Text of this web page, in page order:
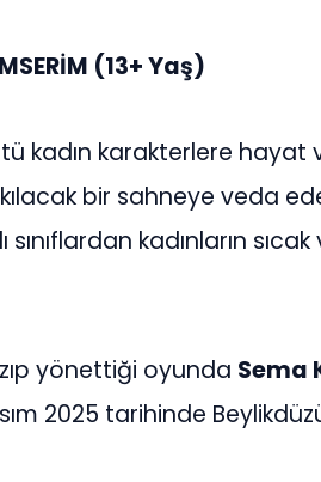
(13+ Yaş)
kadın karakterlere hayat
bir sahneye veda
kadınların
yönettiği oyunda Sema
2025 tarihinde